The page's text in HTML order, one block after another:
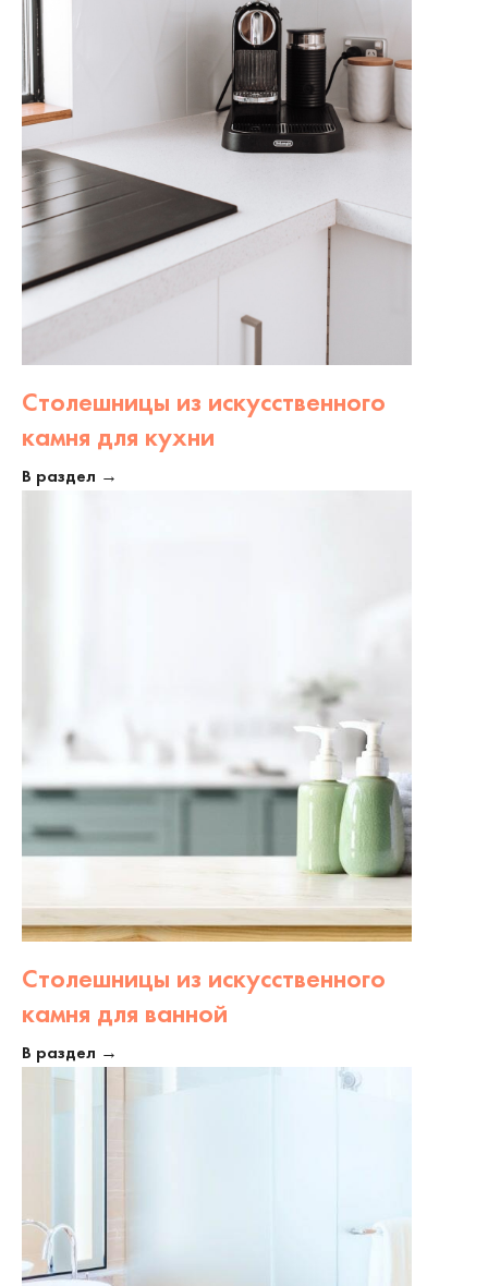
Столешницы из искусственного
камня для кухни
В раздел →
Столешницы из искусственного
камня для ванной
В раздел →